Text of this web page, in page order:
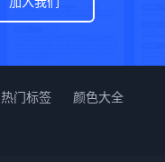
热门标签
颜色大全